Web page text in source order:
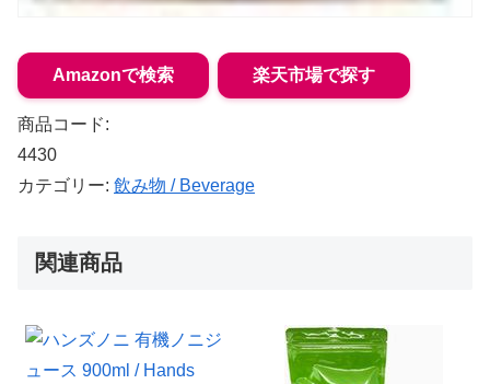
Amazonで検索 楽天市場で探す
商品コード:
4430
カテゴリー: 飲み物 / Beverage
関連商品